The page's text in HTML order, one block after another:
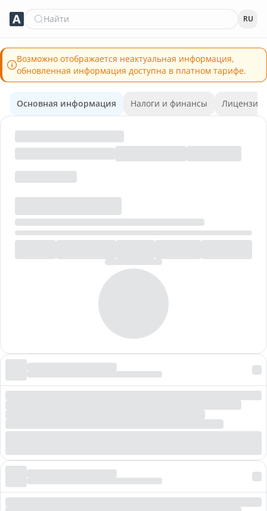
Найти RU
Возможно отображается неактуальная информация,
обновленная информация доступна в платном тарифе.
Основная информация Налоги и финансы Лицензии